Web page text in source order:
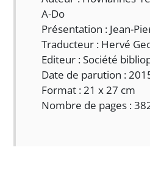
A-Do
Présentation : Jean-
Traducteur : Hervé
Editeur : Société
Date de parution :
Format : 21 x 27 cm
Nombre de pages :